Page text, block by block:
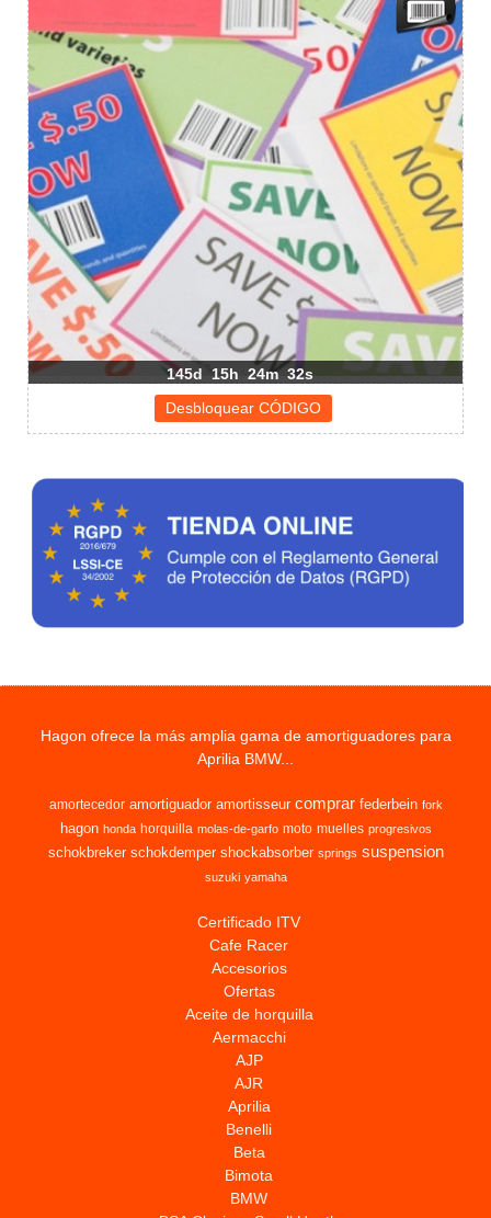
145d 15h 24m 32s
Hagon ofrece la más amplia gama de amortiguadores para
Aprilia BMW...
amortecedor amortiguador amortisseur comprar federbein fork
hagon honda horquilla molas-de-garfo moto muelles progresivos
schokbreker schokdemper shockabsorber springs suspension
suzuki yamaha
Certificado ITV
Cafe Racer
Accesorios
Ofertas
Aceite de horquilla
Aermacchi
AJP
AJR
Aprilia
Benelli
Beta
Bimota
BMW